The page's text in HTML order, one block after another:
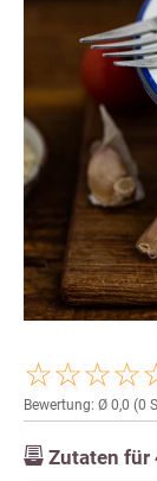
Bewertung: Ø 0,0 (0
Zutaten für